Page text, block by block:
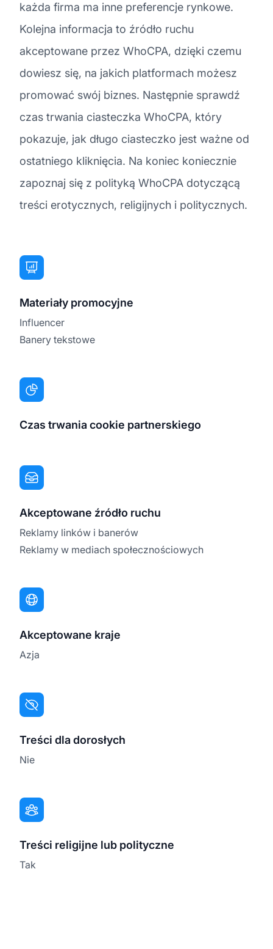
każda firma ma inne preferencje rynkowe.
Kolejna informacja to źródło ruchu
akceptowane przez WhoCPA, dzięki czemu
dowiesz się, na jakich platformach możesz
promować swój biznes. Następnie sprawdź
czas trwania ciasteczka WhoCPA, który
pokazuje, jak długo ciasteczko jest ważne od
ostatniego kliknięcia. Na koniec koniecznie
zapoznaj się z polityką WhoCPA dotyczącą
treści erotycznych, religijnych i politycznych.
Materiały promocyjne
Influencer
Banery tekstowe
Czas trwania cookie partnerskiego
Akceptowane źródło ruchu
Reklamy linków i banerów
Reklamy w mediach społecznościowych
Akceptowane kraje
Azja
Treści dla dorosłych
Nie
Treści religijne lub polityczne
Tak